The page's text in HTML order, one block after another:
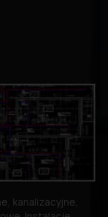
kanalizacyjne,